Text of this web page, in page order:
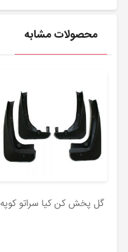
محصولات مشابه
گل پخش کن کیا سراتو کوپه